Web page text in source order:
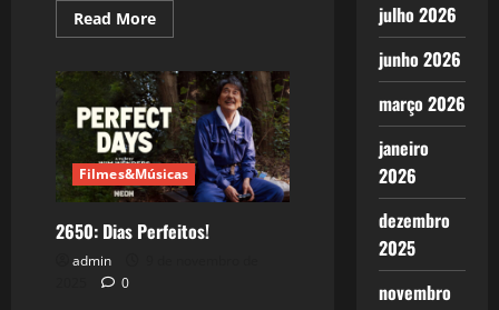
Read MoreRead
more
Apesar
de
tudo,
siga
em
frente,
contra
tudo
e
contra
todos!
Filmes&Músicas
2650: Dias Perfeitos!
admin
0
julho 2026
junho 2026
março 2026
janeiro
2026
dezembro
2025
novembro